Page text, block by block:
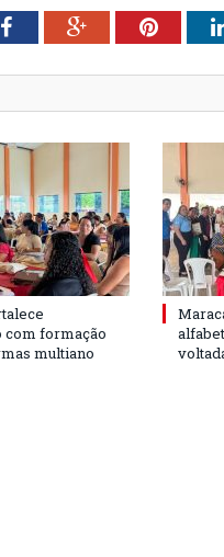
FacebookGoogle+
com formação
multiano